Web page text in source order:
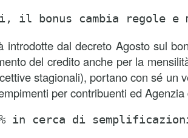
il bonus cambia regole e
introdotte dal decreto Agosto sul
del credito anche per la
stagionali), portano con sé un
per contribuenti ed
in cerca di